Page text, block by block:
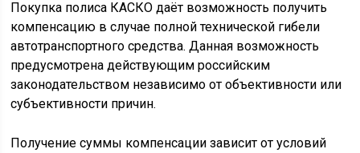
Покупка полиса КАСКО даёт возможность получить
компенсацию в случае полной технической гибели
автотранспортного средства. Данная возможность
предусмотрена действующим российским
законодательством независимо от объективности или
субъективности причин.
Получение суммы компенсации зависит от условий